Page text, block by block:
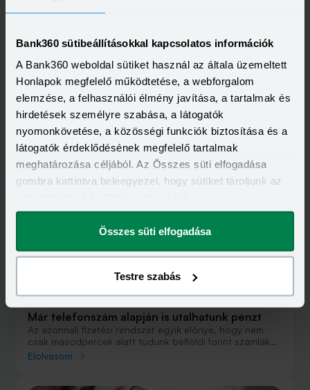
Bank360 sütibeállításokkal kapcsolatos információk
A Bank360 weboldal sütiket használ az általa üzemeltett
Honlapok megfelelő működtetése, a webforgalom
elemzése, a felhasználói élmény javítása, a tartalmak és
hirdetések személyre szabása, a látogatók
nyomonkövetése, a közösségi funkciók biztosítása és a
látogatók érdeklődésének megfelelő tartalmak
meghatározása céljából. Az Összes süti elfogadása
gombra kattintva beleegyezel, hogy sütiket tároljunk az
megváltoztathatod.
Összes süti elfogadása
Testre szabás
Kapcsolódó cikkek
Már telefonszám alapján is utalhatunk pénzt
Az azonnali fizetési rendszer egyik előnye, hogy nem
csak másodpercek alatt tudunk belföldi forint számlák
között pénzt küldeni, hanem ezt számlaszám helyett
Elolvasom